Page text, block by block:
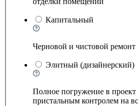
Капитальный
Черновой и чистовой ремонт
Элитный (дизайнерский)
Полное погружение в проект
пристальным контролем на